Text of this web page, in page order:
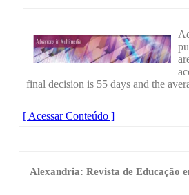
final decision is 55 days and the
[ Acessar Conteúdo ]
Alexandria: Revista de Educação